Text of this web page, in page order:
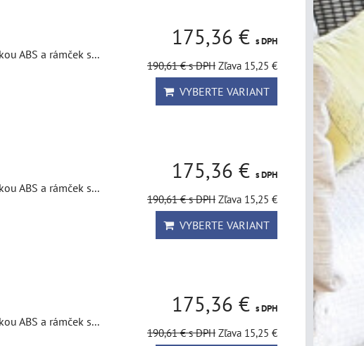
ABS a rámček s...
175,36 € s DPH
190,61 €s DPH Zľava 15,25 €
VYBERTE VARIANT
ABS a rámček s...
175,36 € s DPH
190,61 €s DPH Zľava 15,25 €
VYBERTE VARIANT
ABS a rámček s...
175,36 € s DPH
190,61 €s DPH Zľava 15,25 €